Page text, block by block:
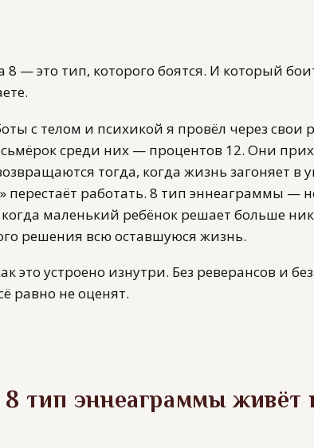
— это тип, которого боятся. И который
с телом и психикой я провёл через свои
среди них — процентов 12. Они
тогда, когда жизнь загоняет в
перестаёт работать. 8 тип эннеаграммы —
маленький ребёнок решает больше
решения всю оставшуюся жизнь.
это устроено изнутри. Без реверансов и
равно не оценят.
тип эннеаграммы живёт